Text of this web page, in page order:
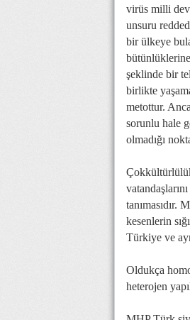
virüs milli
unsuru
bir ülkeye
şeklinde bir
birlikte
metottur.
sorunlu hale
olmadığı
tanımasıdır.
kesenlerin
Türkiye ve
Oldukça
heterojen